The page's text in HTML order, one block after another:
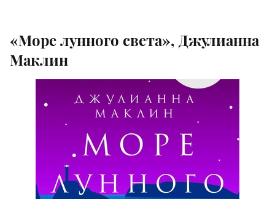
«Море лунного света», Джулианна
Маклин